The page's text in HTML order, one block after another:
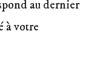
au dernier
à votre